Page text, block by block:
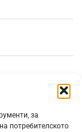
за
потребителското